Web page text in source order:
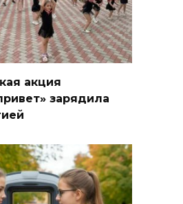
акция
зарядила